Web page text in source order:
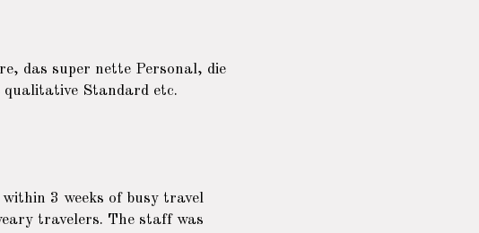
das super nette Personal, die
qualitative Standard etc.
3 weeks of busy travel
travelers. The staff was